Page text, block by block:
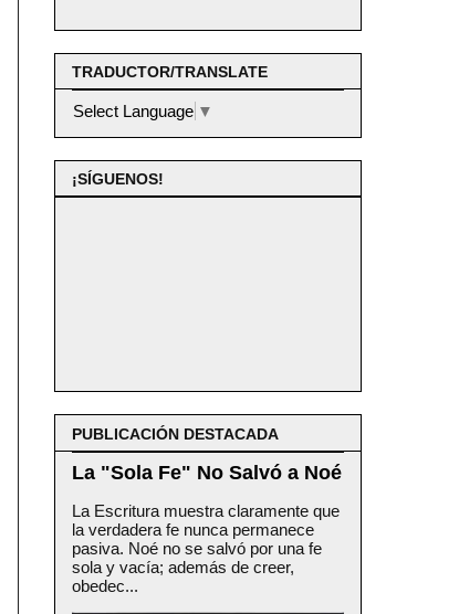
TRADUCTOR/TRANSLATE
Select Language ▼
¡SÍGUENOS!
PUBLICACIÓN DESTACADA
La "Sola Fe" No Salvó a Noé
La Escritura muestra claramente que
la verdadera fe nunca permanece
pasiva. Noé no se salvó por una fe
sola y vacía; además de creer,
obedec...